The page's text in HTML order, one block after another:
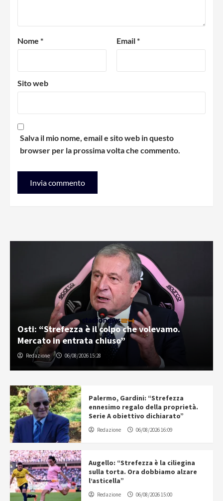
Nome * Email*
Sito web
Salva il mio nome, email e sito web in questo
browser per la prossima volta che commento.
Osti: “Strefezza è il colpo che volevamo.
Mercato in entrata chiuso”
Redazione 06/08/2026 15:28
Palermo, Gardini: “Strefezza
ennesimo regalo della proprietà.
Serie A obiettivo dichiarato”
Redazione 06/08/2026 16:09
Augello: “Strefezza è la ciliegina
sulla torta. Ora dobbiamo alzare
l’asticella”
Redazione 06/08/2026 15:00